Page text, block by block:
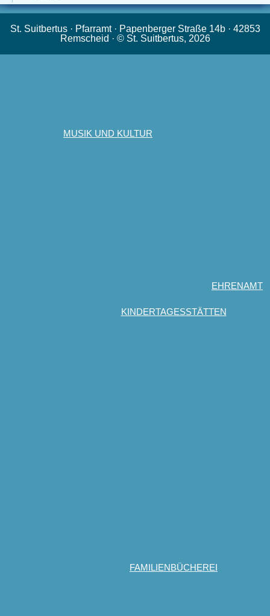
MUSIK UND KULTUR
EHRENAMT
KINDERTAGESSTÄTTEN
FAMILIENBÜCHEREI
St. Suitbertus · Pfarramt · Papenberger Straße 14b · 42853
Remscheid · © St. Suitbertus, 2026